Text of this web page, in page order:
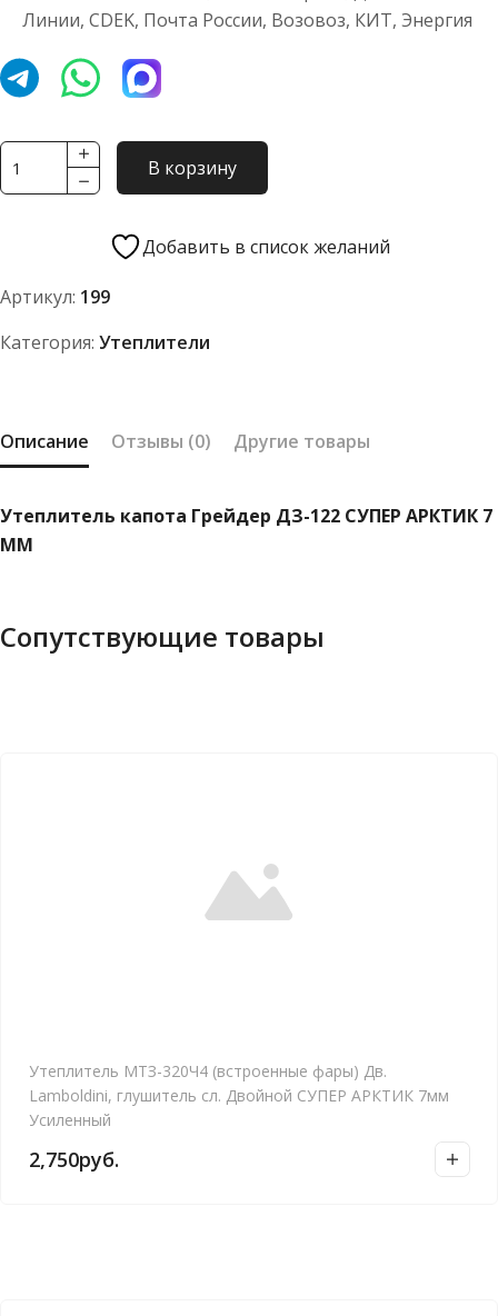
Линии, CDEK, Почта России, Возовоз, КИТ, Энергия
Количество
товара
ДЗ-122
АРКТИК
В корзину
Добавить в список желаний
Артикул: 199
Категория: Утеплители
Описание Отзывы (0) Другие товары
Утеплитель капота Грейдер ДЗ-122 СУПЕР АРКТИК 7
ММ
Сопутствующие товары
Утеплитель МТЗ-320Ч4 (встроенные фары) Дв.
Lamboldini, глушитель сл. Двойной СУПЕР АРКТИК 7мм
Усиленный
2,750руб.